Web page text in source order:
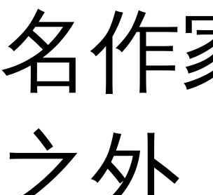
名作
之外